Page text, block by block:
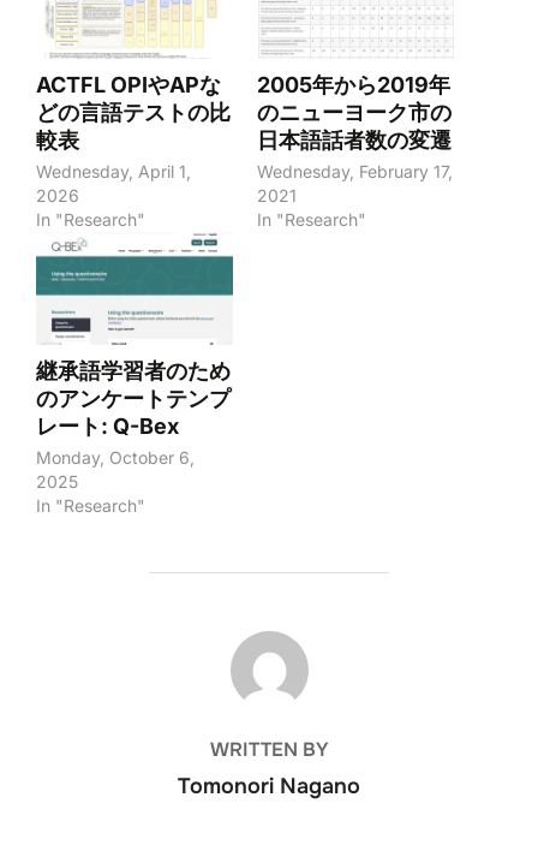
ACTFL OPIやAPな
どの言語テストの比
較表
Wednesday, April 1,
2026
In "Research"
2005年から2019年
のニューヨーク市の
日本語話者数の変遷
Wednesday, February 17,
2021
In "Research"
継承語学習者のため
のアンケートテンプ
レート: Q-Bex
Monday, October 6,
2025
In "Research"
POST AUTHOR
WRITTEN BY
Tomonori Nagano